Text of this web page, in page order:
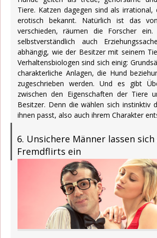
Tiere. Katzen dagegen sind als irrational,
erotisch bekannt. Natürlich ist das
verschieden, räumen die Forscher
selbstverständlich auch
abhängig, wie der Besitzer mit seinem
Verhaltensbiologen sind sich einig:
charakterliche Anlagen, die Hund
zugeschrieben werden. Und es gibt
zwischen den Eigenschaften der Tiere
Besitzer. Denn die wählen sich instinktiv
ihnen passt, also auch ihrem Charakter
6. Unsichere Männer lassen
Fremdflirts ein